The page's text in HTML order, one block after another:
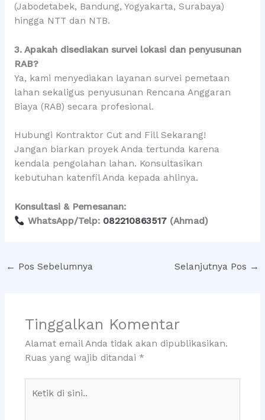
(Jabodetabek, Bandung, Yogyakarta, Surabaya)
hingga NTT dan NTB.
3. Apakah disediakan survei lokasi dan penyusunan
RAB?
Ya, kami menyediakan layanan survei pemetaan
lahan sekaligus penyusunan Rencana Anggaran
Biaya (RAB) secara profesional.
Hubungi Kontraktor Cut and Fill Sekarang!
Jangan biarkan proyek Anda tertunda karena
kendala pengolahan lahan. Konsultasikan
kebutuhan katenfil Anda kepada ahlinya.
Konsultasi & Pemesanan:
WhatsApp/Telp: 082210863517(Ahmad)
← Pos Sebelumnya Selanjutnya Pos →
Tinggalkan Komentar
Alamat email Anda tidak akan dipublikasikan.
Ruas yang wajib ditandai *